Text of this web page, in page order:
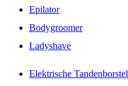
Epilator
Bodygroomer
Ladyshave
Elektrische Tandenborstel